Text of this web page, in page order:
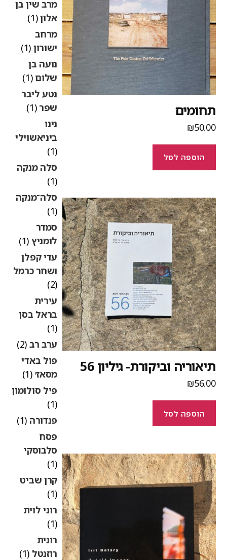
₪
הוספה לסל
וביקורת- גיליון 56
₪
הוספה לסל
מרב שין בן
אלון(1)
מרחב
ישורון(1)
נועה בן
שלום(1)
נטע ליבר
שפר(1)
ביניאשוילי
סלה מנקה
סלה־מנקה
(1)
סמדר
לומניץ(1)
עדי קפלן
ושחר כרמל
(2)
עירית
בראל בסן
(1)
ערב רב(2)
פול באדי
מסאז׳(1)
פיל סולומון
פנדורה(1)
פסח
סלבוסקי
(1)
קרן שביט
(1)
רוני לוית
(1)
רונית
רוזנטל(1)